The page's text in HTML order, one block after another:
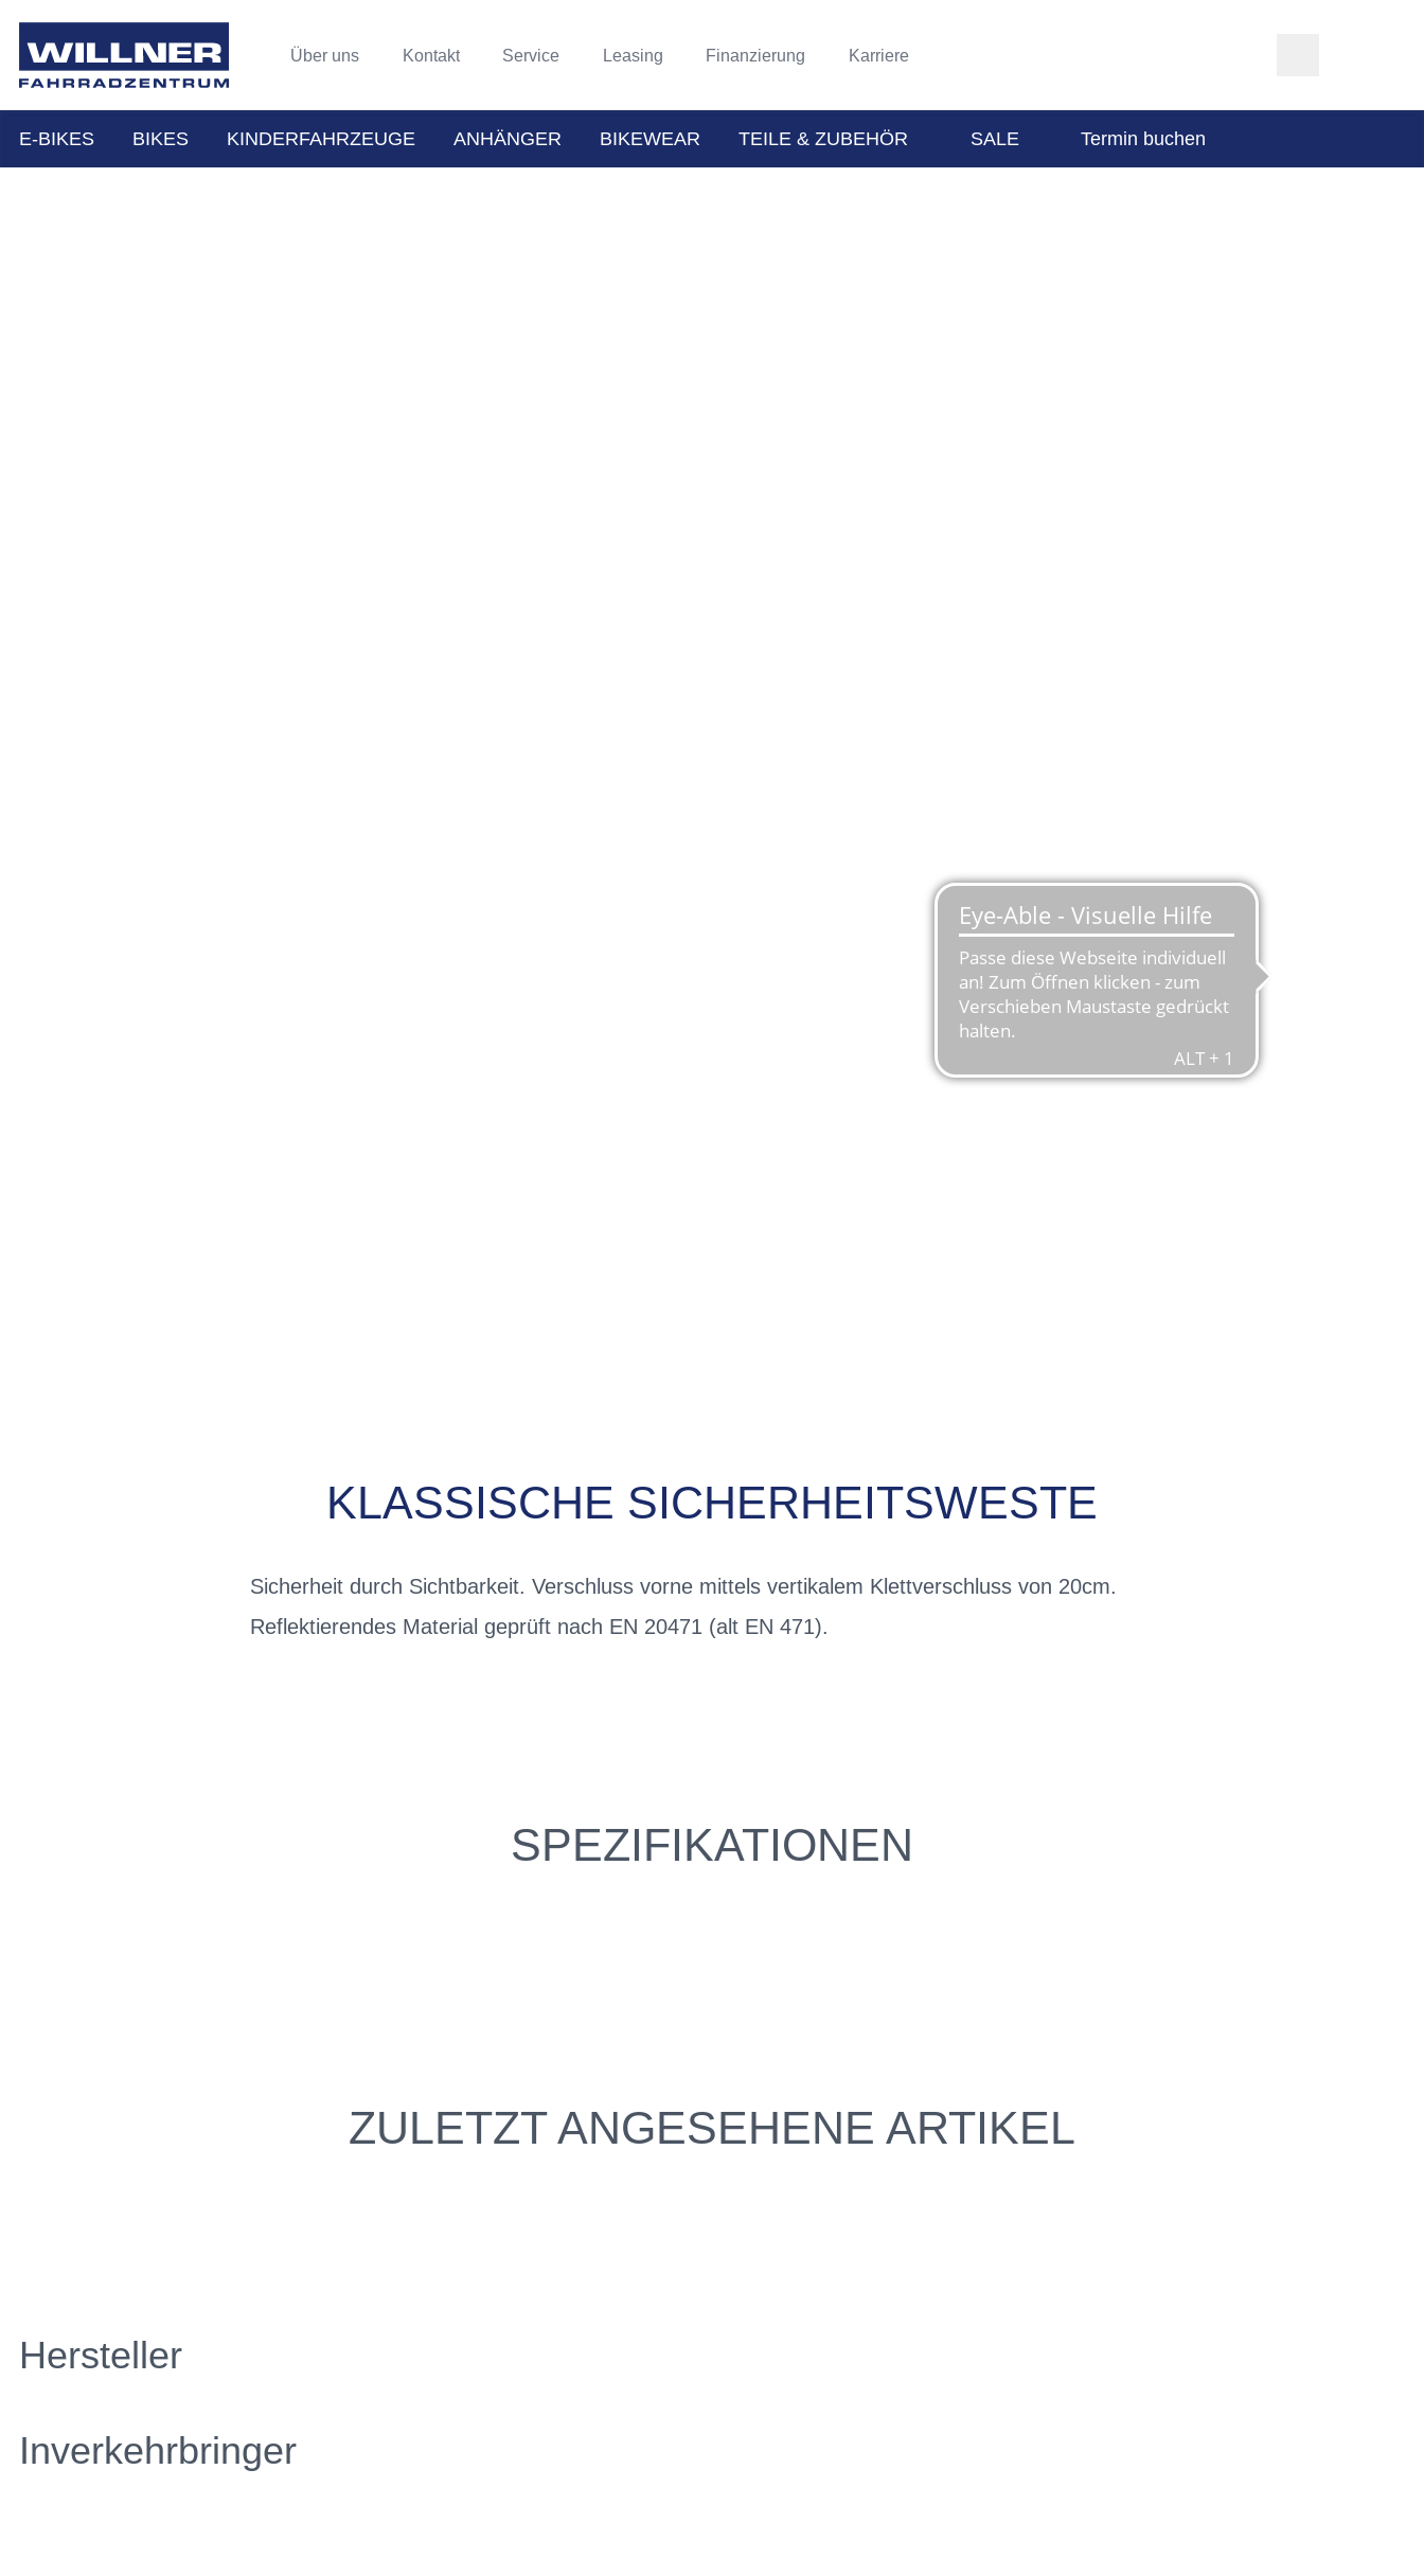
Über uns Kontakt Service Leasing Finanzierung Karriere
E-BIKES BIKES KINDERFAHRZEUGE ANHÄNGER BIKEWEAR TEILE & ZUBEHÖR SALE Termin buchen
KLASSISCHE SICHERHEITSWESTE
Sicherheit durch Sichtbarkeit. Verschluss vorne mittels vertikalem Klettverschluss von 20cm.
Reflektierendes Material geprüft nach EN 20471 (alt EN 471).
SPEZIFIKATIONEN
ZULETZT ANGESEHENE ARTIKEL
Hersteller
Inverkehrbringer